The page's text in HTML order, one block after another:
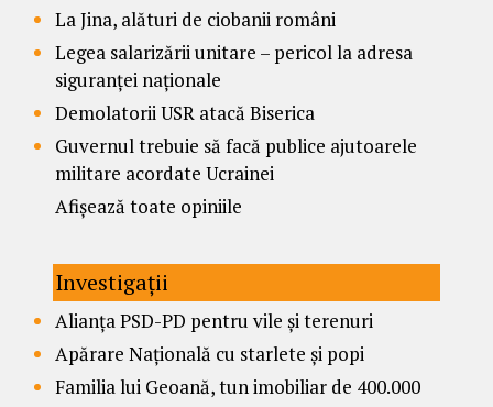
La Jina, alături de ciobanii români
Legea salarizării unitare – pericol la adresa
siguranței naționale
Demolatorii USR atacă Biserica
Guvernul trebuie să facă publice ajutoarele
militare acordate Ucrainei
Afișează toate opiniile
Investigații
Alianța PSD-PD pentru vile și terenuri
Apărare Națională cu starlete și popi
Familia lui Geoană, tun imobiliar de 400.000